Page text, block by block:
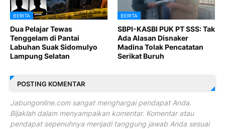
BERITA
Dua Pelajar Tewas
Tenggelam di Pantai
Labuhan Suak Sidomulyo
Lampung Selatan
BERITA
SBPI-KASBI PUK PT SSS: Tak
Ada Alasan Disnaker
Madina Tolak Pencatatan
Serikat Buruh
POSTING KOMENTAR
Jabungonline.com sangat menghargai pendapat Anda.
Bijaklah dalam menyampaikan komentar. Komentar atau
pendapat sepenuhnya menjadi tanggung jawab Anda sesuai